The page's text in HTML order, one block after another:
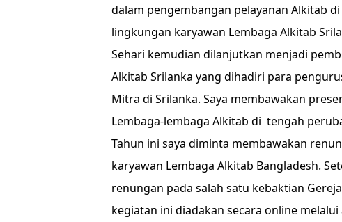
dalam pengembangan pelayanan Alkitab
lingkungan karyawan Lembaga Alkitab
Sehari kemudian dilanjutkan menjadi
Alkitab Srilanka yang dihadiri para
Mitra di Srilanka. Saya membawakan
Lembaga-lembaga Alkitab di tengah
Tahun ini saya diminta membawakan
karyawan Lembaga Alkitab Bangladesh.
renungan pada salah satu kebaktian
kegiatan ini diadakan secara online